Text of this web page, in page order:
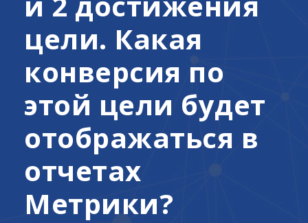
цели. Какая
конверсия по
этой цели будет
отображаться в
отчетах
Метрики?